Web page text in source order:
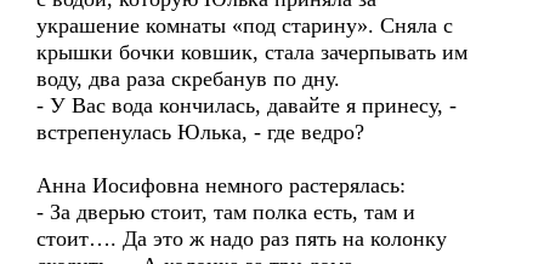
украшение комнаты «под старину». Сняла с
крышки бочки ковшик, стала зачерпывать им
воду, два раза скребанув по дну.
- У Вас вода кончилась, давайте я принесу, -
встрепенулась Юлька, - где ведро?
Анна Иосифовна немного растерялась:
- За дверью стоит, там полка есть, там и
стоит…. Да это ж надо раз пять на колонку